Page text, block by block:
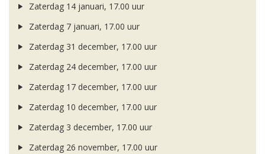
Zaterdag 14 januari, 17.00 uur
Zaterdag 7 januari, 17.00 uur
Zaterdag 31 december, 17.00 uur
Zaterdag 24 december, 17.00 uur
Zaterdag 17 december, 17.00 uur
Zaterdag 10 december, 17.00 uur
Zaterdag 3 december, 17.00 uur
Zaterdag 26 november, 17.00 uur